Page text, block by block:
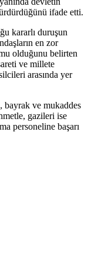
ifade etti.
kararlı duruşun
en zor
olduğunu belirten
ve millete
arasında yer
bayrak ve mukaddes
gazileri ise
personeline başarı